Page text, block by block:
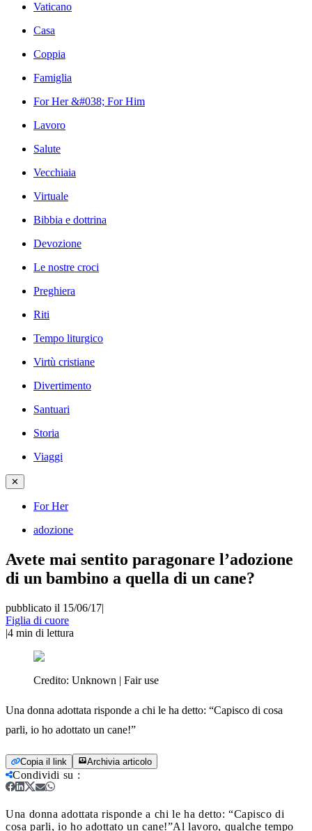
Vaticano
Casa
Coppia
Famiglia
For Her &#038; For Him
Lavoro
Salute
Vecchiaia
Virtuale
Bibbia e dottrina
Devozione
Le nostre croci
Preghiera
Riti
Tempo liturgico
Virtù cristiane
Divertimento
Santuari
Storia
Viaggi
✕
For Her
adozione
Avete mai sentito paragonare l’adozione
di un bambino a quella di un cane?
pubblicato il 15/06/17|
Figlia di cuore
|4 min di lettura
Credito: Unknown | Fair use
Una donna adottata risponde a chi le ha detto: “Capisco di cosa
parli, io ho adottato un cane!”
Copia il link Archivia articolo
Condividi su :
Una donna adottata risponde a chi le ha detto: “Capisco di
cosa parli, io ho adottato un cane!”Al lavoro, qualche tempo